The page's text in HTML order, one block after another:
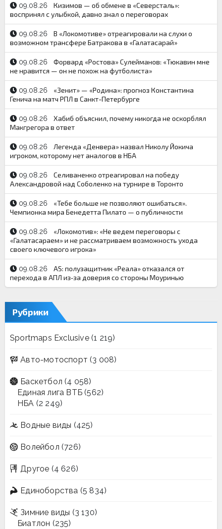
09.08.26
Кизимов — об обмене в «Северсталь»:
воспринял с улыбкой, давно знал о переговорах
09.08.26
В «Локомотиве» отреагировали на слухи о
возможном трансфере Батракова в «Галатасарай»
09.08.26
Форвард «Ростова» Сулейманов: «Тюкавин мне
не нравится — он не похож на футболиста»
09.08.26
«Зенит» — «Родина»: прогноз Константина
Генича на матч РПЛ в Санкт-Петербурге
09.08.26
Хабиб объяснил, почему никогда не оскорблял
Макгрегора в ответ
09.08.26
Легенда «Денвера» назвал Николу Йокича
игроком, которому нет аналогов в НБА
09.08.26
Селиваненко отреагировал на победу
Александровой над Соболенко на турнире в Торонто
09.08.26
«Тебе больше не позволяют ошибаться».
Чемпионка мира Бенедетта Пилато — о публичности
09.08.26
«Локомотив»: «Не ведем переговоры с
«Галатасараем» и не рассматриваем возможность ухода
своего ключевого игрока»
09.08.26
AS: полузащитник «Реала» отказался от
перехода в АПЛ из‑за доверия со стороны Моуринью
Рубрики
Sportmaps Exclusive(1 219)
Авто-мотоспорт (3 008)
Баскетбол (4 058)
Единая лига ВТБ (562)
НБА (2 249)
Водные виды (425)
Волейбол (726)
Другое (4 626)
Единоборства (5 834)
Зимние виды (3 130)
Биатлон (235)